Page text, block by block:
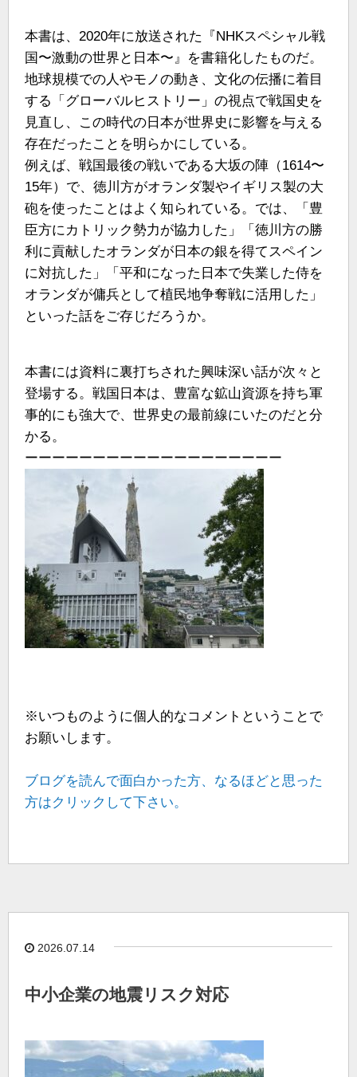
本書は、2020年に放送された『NHKスペシャル戦
国〜激動の世界と日本〜』を書籍化したものだ。
地球規模での人やモノの動き、文化の伝播に着目
する「グローバルヒストリー」の視点で戦国史を
見直し、この時代の日本が世界史に影響を与える
存在だったことを明らかにしている。
例えば、戦国最後の戦いである大坂の陣（1614〜
15年）で、徳川方がオランダ製やイギリス製の大
砲を使ったことはよく知られている。では、「豊
臣方にカトリック勢力が協力した」「徳川方の勝
利に貢献したオランダが日本の銀を得てスペイン
に対抗した」「平和になった日本で失業した侍を
オランダが傭兵として植民地争奪戦に活用した」
といった話をご存じだろうか。
本書には資料に裏打ちされた興味深い話が次々と
登場する。戦国日本は、豊富な鉱山資源を持ち軍
事的にも強大で、世界史の最前線にいたのだと分
かる。
ーーーーーーーーーーーーーーーーーーー
※いつものように個人的なコメントということで
お願いします。
ブログを読んで面白かった方、なるほどと思った
方はクリックして下さい。
2026.07.14
中小企業の地震リスク対応